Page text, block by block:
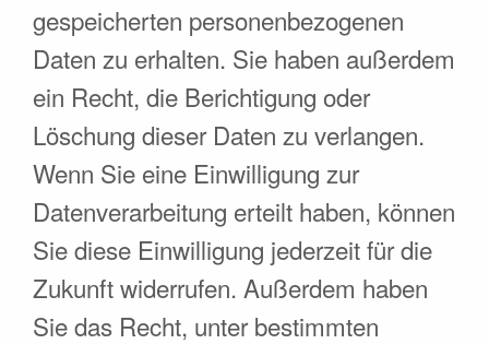
gespeicherten personenbezogenen
Daten zu erhalten. Sie haben außerdem
ein Recht, die Berichtigung oder
Löschung dieser Daten zu verlangen.
Wenn Sie eine Einwilligung zur
Datenverarbeitung erteilt haben, können
Sie diese Einwilligung jederzeit für die
Zukunft widerrufen. Außerdem haben
Sie das Recht, unter bestimmten